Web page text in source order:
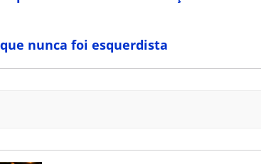
nunca foi esquerdista